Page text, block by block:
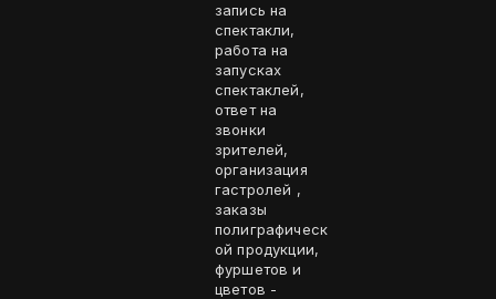
запись на
спектакли,
работа на
запусках
спектаклей,
ответ на
звонки
зрителей,
организация
гастролей ,
заказы
полиграфическ
ой продукции,
фуршетов и
цветов -